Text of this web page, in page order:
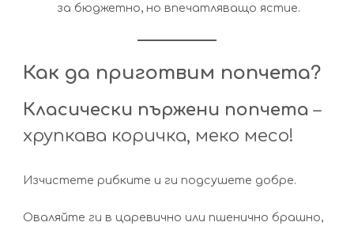
за бюджетно, но впечатляващо ястие.
Как да приготвим попчета?
Класически пържени попчета –
хрупкава коричка, меко месо!
Изчистете рибките и ги подсушете добре.
Оваляйте ги в царевично или пшенично брашно,